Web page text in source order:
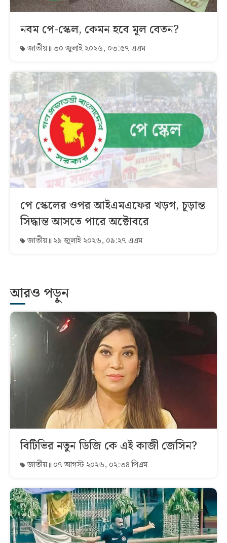
নবম পে-স্কেল, কেমন হবে মূল বেতন?
জাতীয় ৩০ জুলাই ২০২৬, ০৩:৫৭ এএম
পে স্কেলের ওপর আইএমএফের খড়গ, চূড়ান্ত
সিদ্ধান্ত আসতে পারে অক্টোবরে
জাতীয় ২৯ জুলাই ২০২৬, ০৯:২৭ এএম
আরও পড়ুন
বিটিভির নতুন ডিজি কে এই কাজী জেসিন?
জাতীয় ০৭ আগস্ট ২০২৬, ০২:৩৪ পিএম